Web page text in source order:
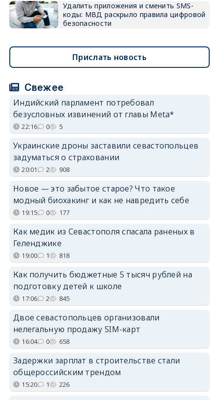
Удалить приложения и сменить SMS-
коды: МВД раскрыло правила цифровой
безопасности
Прислать новость
Свежее
Индийский парламент потребовал
безусловных извинений от главы Meta*
22:16 0 5
Украинские дроны заставили севастопольцев
задуматься о страховании
20:01 2 908
Новое — это забытое старое? Что такое
модный биохакинг и как не навредить себе
19:15 0 177
Как медик из Севастополя спасала раненых в
Геленджике
19:00 1 818
Как получить бюджетные 5 тысяч рублей на
подготовку детей к школе
17:06 2 845
Двое севастопольцев организовали
нелегальную продажу SIM-карт
16:04 0 658
Задержки зарплат в строительстве стали
общероссийским трендом
15:20 1 226